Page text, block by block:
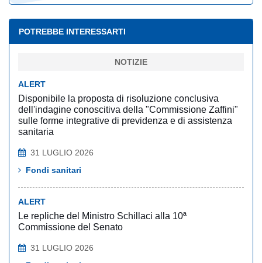
POTREBBE INTERESSARTI
NOTIZIE
ALERT
Disponibile la proposta di risoluzione conclusiva
dell'indagine conoscitiva della "Commissione Zaffini"
sulle forme integrative di previdenza e di assistenza
sanitaria
31 LUGLIO 2026
Fondi sanitari
ALERT
Le repliche del Ministro Schillaci alla 10ª
Commissione del Senato
31 LUGLIO 2026